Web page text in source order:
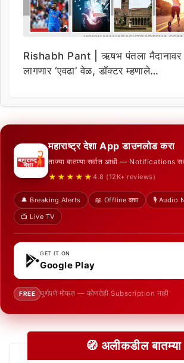
Rishabh Pant | ऋषभ पंतला मैदानावर
लागणार ‘एवढा’ वेळ, डॉक्टर म्हणाले…
महाराष्ट्र देशा App डाउनलोड करा
ताज्या बातम्या सर्वात आधी — Notifications
★★★★★ 4.8 (12K+ reviews)
🔔 Breaking Alerts 📖 Offline वाचा
🎙️ Audio
📺 Live TV
GET IT ON
Google Play
FREE पूर्णपणे मोफत — कोणतेही Subscription नाही
🧭 अलीकडील बातम्या